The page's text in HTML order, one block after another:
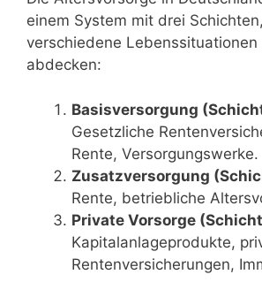
einem System mit drei
verschiedene Lebenssituationen
abdecken:
Basisversorgung
Gesetzliche
Rente, Versorgungswerke.
Zusatzversorgung
Rente, betriebliche
Private Vorsorge
Kapitalanlageprodukte,
Rentenversicherungen,